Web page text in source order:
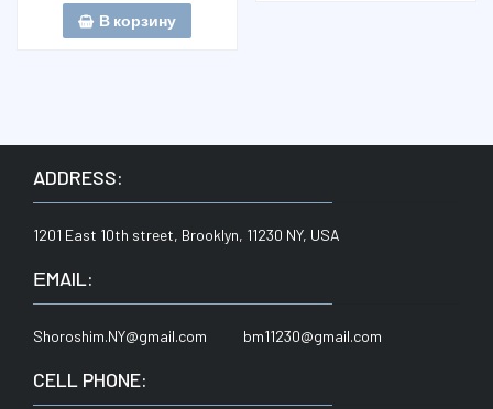
В корзину
ADDRESS:
1201 East 10th street, Brooklyn, 11230 NY, USA
ЕMAIL:
Shoroshim.NY@gmail.com bm11230@gmail.com
CELL PHONE: